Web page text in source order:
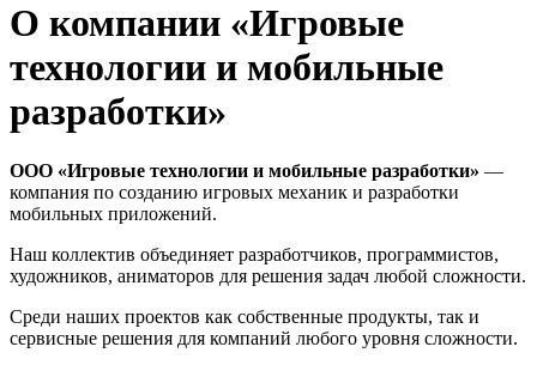
О компании «Игровые
технологии и мобильные
разработки»
ООО «Игровые технологии и мобильные разработки» —
компания по созданию игровых механик и разработки
мобильных приложений.
Наш коллектив объединяет разработчиков, программистов,
художников, аниматоров для решения задач любой сложности.
Среди наших проектов как собственные продукты, так и
сервисные решения для компаний любого уровня сложности.